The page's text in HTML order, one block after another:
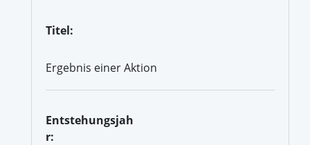
Titel:
Ergebnis einer Aktion
Entstehungsjah
r: